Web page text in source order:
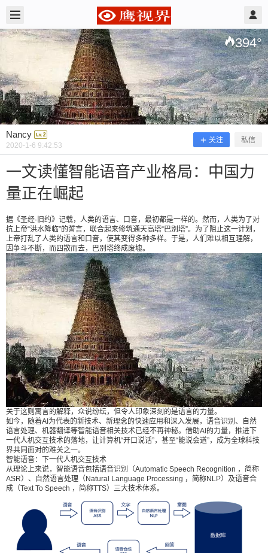
394°
Nancy
2020-1-6 9:42:53
关注 私信
一文读懂智能语音产业格局：中国力
量正在崛起
据《圣经·旧约》记载，人类的语言、口音，最初都是一样的。然而，人类为了对
抗上帝“洪水降临”的誓言，联合起来修筑通天高塔“巴别塔”。为了阻止这一计划，
上帝打乱了人类的语言和口音，使其变得多种多样。于是，人们难以相互理解，
因争斗不断，而四散而去，巴别塔终成废墟。
关于这则寓言的解释，众说纷纭，但令人印象深刻的是语言的力量。
如今，随着AI为代表的新技术、新理念的快速应用和深入发展，语音识别、自然
语言处理、机器翻译等智能语音相关技术已经不再神秘。借助AI的力量，推进下
一代人机交互技术的落地，让计算机“开口说话”，甚至“能说会道”，成为全球科技
界共同面对的难关之一。
智能语音：下一代人机交互技术
从理论上来说，智能语音包括语音识别（Automatic Speech Recognition ，简称
ASR）、自然语言处理（Natural Language Processing ，简称NLP）及语音合
成（Text To Speech ，简称TTS）三大技术体系。
Nancy @ 鹰视界 2020/1/06
一文读懂智能语音产业格局：中国力量
正在崛起
据《圣经·旧约》记载，人类的语言、口音，最初都
是一样的。然而，人类为了对抗上帝“洪水降临”的誓
言，联合起来修筑通天高塔“巴别塔”。为了阻止这一
计划，上帝打乱了人类的语言和口音，使其变得多
种多样。于是，人们难以相互理解，因争斗不断，
而四散而去，巴别塔终成废墟。 关于这则寓言的解
释，众说纷纭，但令人印象深刻的是语言的力量。
如今，随着AI为代表的新技术、新理念的快速应用
和深入发展，语音识别、自然语言处理、机器翻译
等智能语音相关技术已经不再神秘。借助AI的力
量，推进下一代人机交互技术的落地，让计算机“开
口说话”，甚至“能说会道”，成为全球科技界共同面
对的难关之一。 智能语音：下一代人机交互技术 从
理论上来说，智能语音包括语音识别（Automatic S
peech Recognition ，简称ASR）、自然语言处理
（Natural Language Processing ，简称NLP）及语
音合成（Text To Speech ，简称TTS）三大技术体
系。 语音交互流程无论是语音识别，还是自然语言
处理和语音合成，都融入了计算机科学、人工智
能、语言学等技术和学科。事实上，这三种技术的
扫描二维码继续阅读